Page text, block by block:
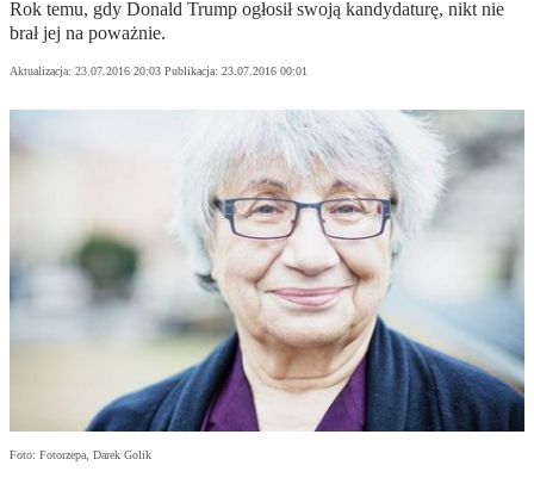
Rok temu, gdy Donald Trump ogłosił swoją kandydaturę, nikt nie
brał jej na poważnie.
Aktualizacja: 23.07.2016 20:03 Publikacja: 23.07.2016 00:01
Foto: Fotorzepa, Darek Golik